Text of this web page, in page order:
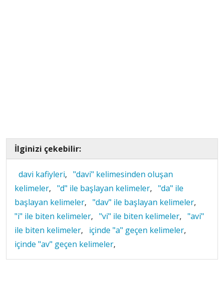
İlginizi çekebilir:
davi kafiyleri, "davi" kelimesinden oluşan
kelimeler, "d" ile başlayan kelimeler, "da" ile
başlayan kelimeler, "dav" ile başlayan kelimeler,
"i" ile biten kelimeler, "vi" ile biten kelimeler, "avi"
ile biten kelimeler, içinde "a" geçen kelimeler,
içinde "av" geçen kelimeler,